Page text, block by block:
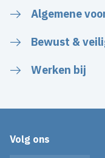
Algemene
Bewust &
Werken bij
Volg ons